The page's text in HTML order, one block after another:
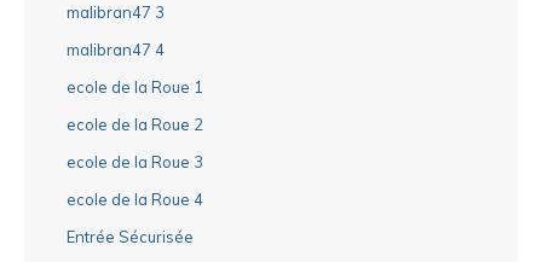
malibran47 3
malibran47 4
ecole de la Roue 1
ecole de la Roue 2
ecole de la Roue 3
ecole de la Roue 4
Entrée Sécurisée